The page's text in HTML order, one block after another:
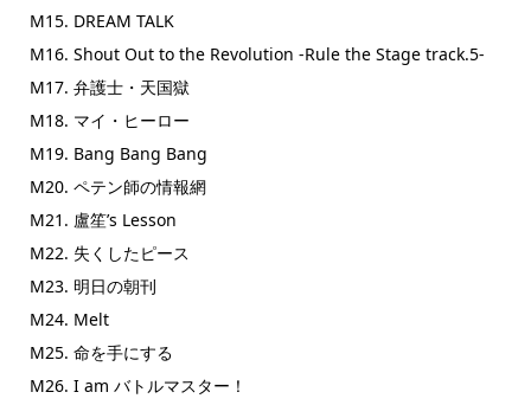
M15. DREAM TALK
M16. Shout Out to the Revolution -Rule the Stage track.5-
M17. 弁護士・天国獄
M18. マイ・ヒーロー
M19. Bang Bang Bang
M20. ペテン師の情報網
M21. 盧笙’s Lesson
M22. 失くしたピース
M23. 明日の朝刊
M24. Melt
M25. 命を手にする
M26. I am バトルマスター！